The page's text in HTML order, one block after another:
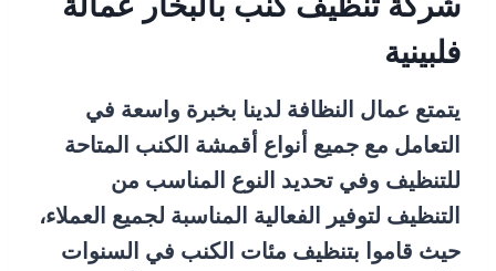
فلبينية
يتمتع عمال النظافة لدينا بخبرة واسعة في
التعامل مع جميع أنواع أقمشة الكنب المتاحة
للتنظيف وفي تحديد النوع المناسب من
التنظيف لتوفير الفعالية المناسبة لجميع العملاء،
حيث قاموا بتنظيف مئات الكنب في السنوات